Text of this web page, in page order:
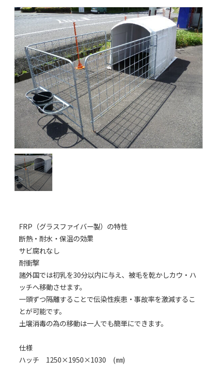
FRP（グラスファイバー製）の特性
断熱・耐水・保温の効果
サビ腐れなし
耐衝撃
諸外国では初乳を30分以内に与え、被毛を乾かしカウ・ハ
ッチへ移動させます。
一頭ずつ隔離することで伝染性疾患・事故率を激減するこ
とが可能です。
土壌消毒の為の移動は一人でも簡単にできます。
仕様
ハッチ 1250×1950×1030 (㎜)